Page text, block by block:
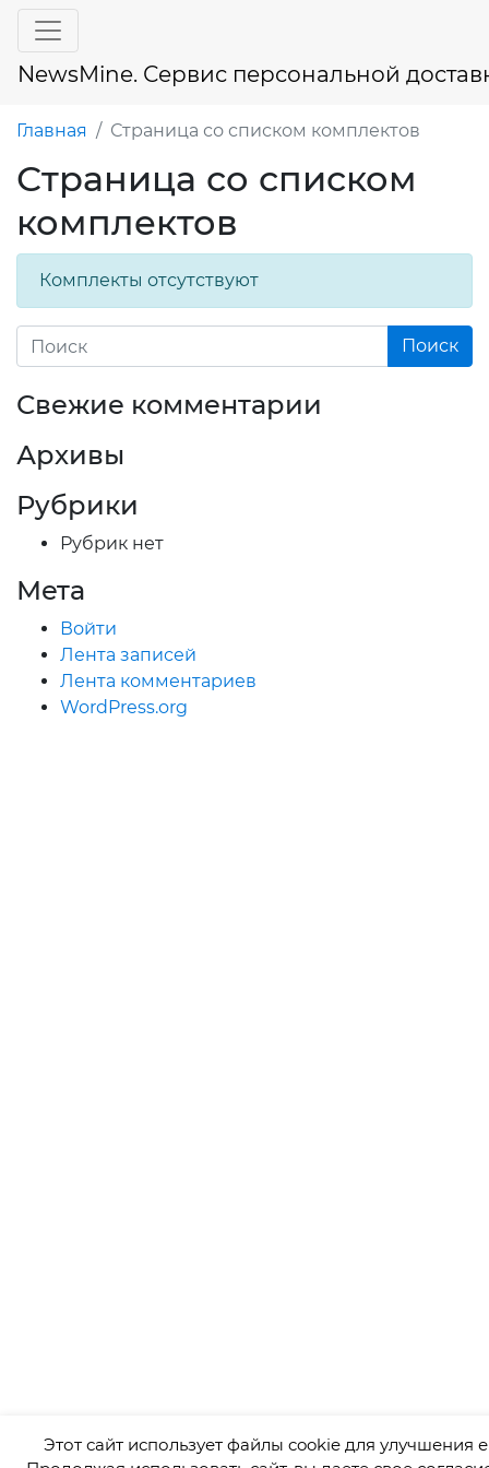
NewsMine. Сервис персональной
Главная Страница со списком комплектов
Страница со списком
комплектов
Комплекты отсутствуют
Свежие комментарии
Архивы
Рубрики
Рубрик нет
Мета
Войти
Лента записей
Лента комментариев
WordPress.org
Этот сайт использует файлы cookie для улучшения